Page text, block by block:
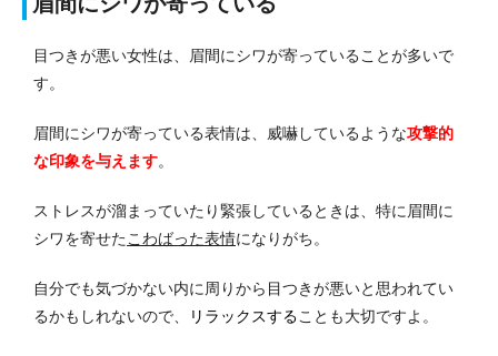
目つきが悪い女性は、眉間にシワが寄っていることが多いで
す。
眉間にシワが寄っている表情は、威嚇しているような攻撃的
な印象を与えます。
ストレスが溜まっていたり緊張しているときは、特に眉間に
シワを寄せたこわばった表情になりがち。
自分でも気づかない内に周りから目つきが悪いと思われてい
るかもしれないので、
リラックスすることも大切ですよ。